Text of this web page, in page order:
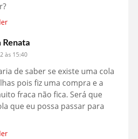
Renata
às 15:40
de saber se existe uma cola
pois fiz uma compra e a
fraca não fica. Será que
que eu possa passar para